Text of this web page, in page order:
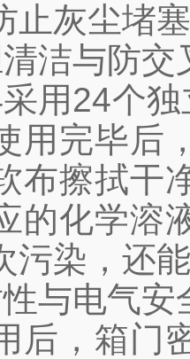
止灰尘堵
与防交
24个独
用完毕后
布擦拭干
的化学溶
污染，还
电气安
，箱门密